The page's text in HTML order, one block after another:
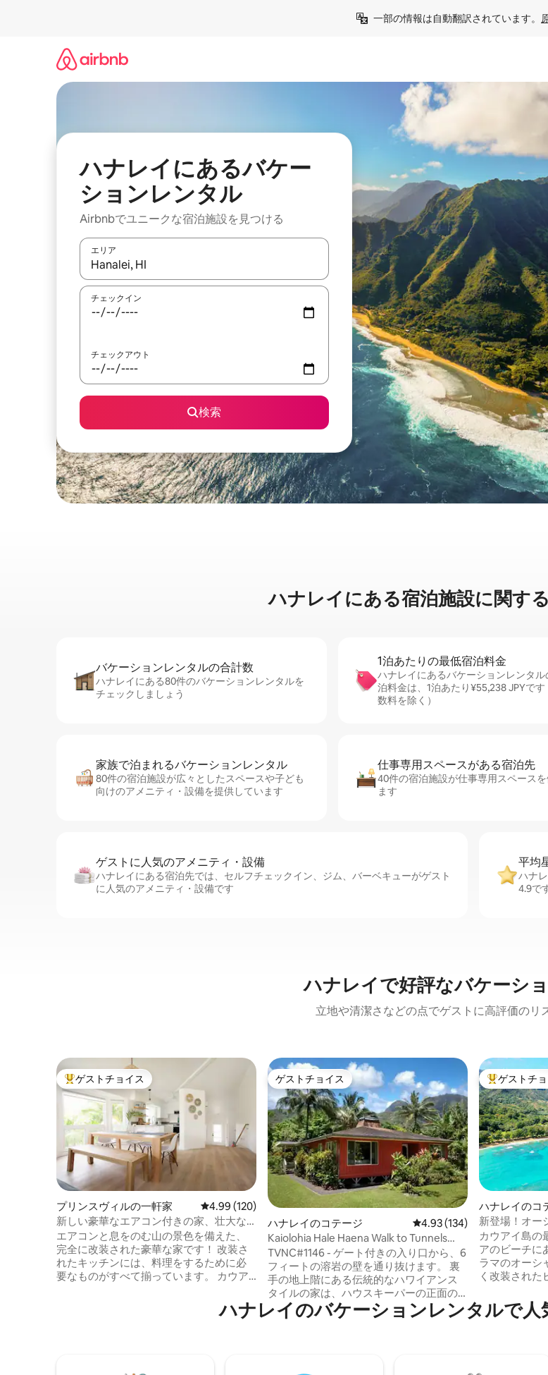
一部の情報は自動翻訳されています。
ハナレイにあるバケー
ションレンタル
Airbnbでユニークな宿泊施設を見つける
エリア
検索結果が表示されたら、上下の矢印キーを使って移動するか、画面をタッチまたはスワイプして検索
チェックイン
チェックアウト
検索
ハナレイに⁠あ⁠る宿⁠泊⁠施⁠設⁠に関⁠す⁠
バケーションレ⁠ン⁠タ⁠ル⁠の合⁠計⁠数
ハナレイにある80件のバケーションレンタルを
チェックしましょう
1泊あたりの最⁠低⁠宿⁠泊⁠料⁠金
ハナレイにあるバケーションレンタル
泊料金は、1泊あたり¥55,238 JPYで
数料を除く）
家族で泊まれるバ⁠ケ⁠ー⁠シ⁠ョ⁠ンレ⁠ン⁠タ⁠ル
80件の宿泊施設が広々としたスペースや子ども
向けのアメニティ・設備を提供しています
仕事専用ス⁠ペ⁠ー⁠スがあ⁠る宿⁠泊⁠先
40件の宿泊施設が仕事専用スペース
ます
ゲストに人⁠気⁠のア⁠メ⁠ニ⁠テ⁠ィ・設⁠備
ハナレイにある宿泊先では、セ⁠ル⁠フチ⁠ェ⁠ッ⁠ク⁠イ⁠ン、ジム、バーベキューがゲスト
に人気のアメニティ・設備です
平均
ハナ
4.9で
ハナレイで好評なバケーシ
立地や清潔さなどの点でゲストに高評価のリ
大好評のゲストチョイスです。
ゲストチョイス
プリンスヴィルの一軒家 レビュー120件、5つ星中4.99つ星の平均評価
4.99 (120)
新しい豪華なエアコン付きの家、壮大な
山の景色
エアコンと息をのむ山の景色を備えた、
完全に改装された豪華な家です！ 改装さ
れたキッチンには、料理をするために必
要なものがすべて揃っています。 カウア
ルやジャグジーでリラックスし、ラナイ
バーでお気に入りの飲み物をお楽しみく
をのむような景色を望む2つのオフィスス
ゲストチョイス
ゲストチョイス
ハナレイのコテージ レビュー134件、5つ星中
4.93 (134)
Kaiolohia Hale Haena Walk to Tunnels
Beach
TVNC#1146 - ゲート付きの入り口から、6
フィートの溶岩の壁を通り抜けます。 裏
手の地上階にある伝統的なハワイアンス
タイルの家は、ハウスキーパーの正面の
家の後ろにひっそりと佇んでいます。 裏
庭のラナイからは、巨大な山と滝の景色
大好評のゲス
ゲストチ
ハナレイのコ
新登場！オー
コテージ - ビ
カウアイ島の
アのビーチに
ラマのオーシ
く改装された
里離れた楽園
最適です。 コ
イ島の壮大な
ハナレイのバケーションレンタルで